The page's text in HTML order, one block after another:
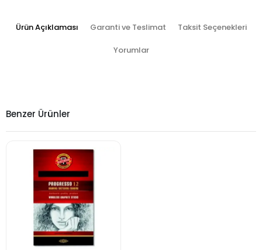
Ürün Açıklaması Garanti ve Teslimat Taksit Seçenekleri
Yorumlar
Benzer Ürünler